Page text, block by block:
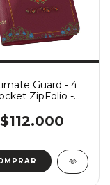
Guard - 4
ZipFolio -
Gryffindor
$112.000